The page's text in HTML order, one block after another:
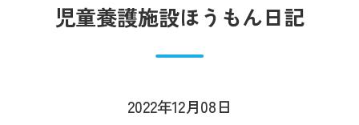
児童養護施設ほうもん日記
2022年12月08日